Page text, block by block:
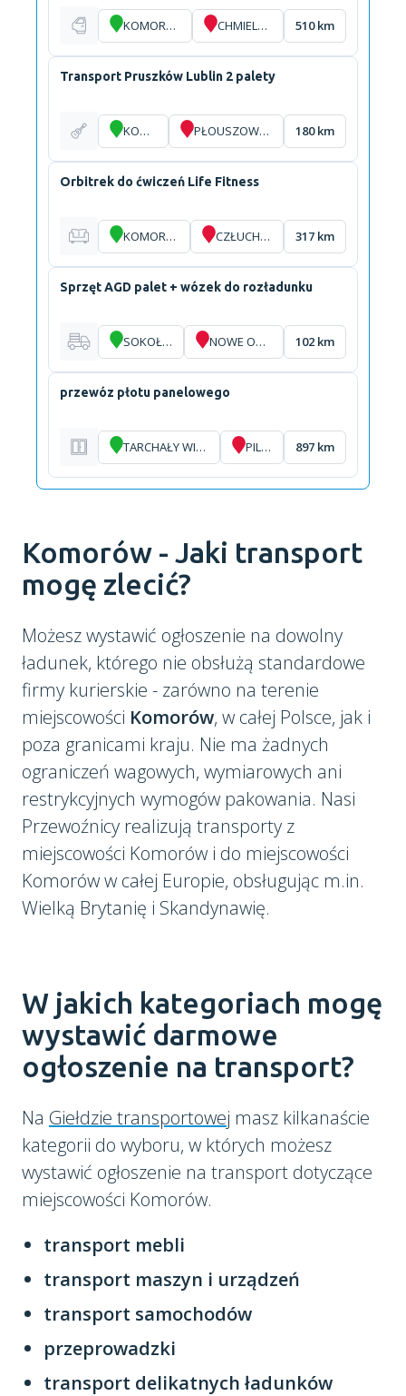
KOMORÓW CHMIELÓW 510 km
Transport Pruszków Lublin 2 palety
KOMORÓW PŁOUSZOWICE-KOLONIA 180 km
Orbitrek do ćwiczeń Life Fitness
KOMORÓW CZŁUCHÓW 317 km
Sprzęt AGD palet + wózek do rozładunku
SOKOŁÓW NOWE OPOLE 102 km
przewóz płotu panelowego
TARCHAŁY WIELKIE PILLIG 897 km
Komorów - Jaki transport
mogę zlecić?
Możesz wystawić ogłoszenie na dowolny
ładunek, którego nie obsłużą standardowe
firmy kurierskie - zarówno na terenie
miejscowości Komorów, w całej Polsce, jak i
poza granicami kraju. Nie ma żadnych
ograniczeń wagowych, wymiarowych ani
restrykcyjnych wymogów pakowania. Nasi
Przewoźnicy realizują transporty z
miejscowości Komorów i do miejscowości
Komorów w całej Europie, obsługując m.in.
Wielką Brytanię i Skandynawię.
W jakich kategoriach mogę
wystawić darmowe
ogłoszenie na transport?
Na Giełdzie transportowej masz kilkanaście
kategorii do wyboru, w których możesz
wystawić ogłoszenie na transport dotyczące
miejscowości Komorów.
transport mebli
transport maszyn i urządzeń
transport samochodów
przeprowadzki
transport delikatnych ładunków